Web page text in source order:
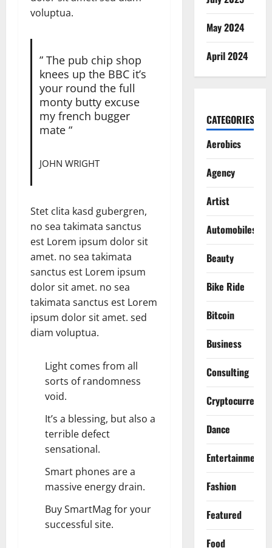
voluptua.
” The pub chip shop
knees up the BBC it’s
your round the full
monty butty excuse
my french bugger
mate “
JOHN WRIGHT
Stet clita kasd gubergren,
no sea takimata sanctus
est Lorem ipsum dolor sit
amet. no sea takimata
sanctus est Lorem ipsum
dolor sit amet. no sea
takimata sanctus est Lorem
ipsum dolor sit amet. sed
diam voluptua.
Light comes from all
sorts of randomness
void.
It’s a blessing, but also a
terrible defect
sensational.
Smart phones are a
massive energy drain.
Buy SmartMag for your
successful site.
May 2024
April 2024
CATEGORIES
Aerobics
Agency
Artist
Automobiles
Beauty
Bike Ride
Bitcoin
Business
Consulting
Cryptocurrency
Dance
Entertainment
Fashion
Featured
Food